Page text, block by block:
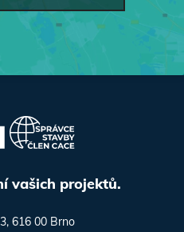
vašich projektů.
616 00 Brno